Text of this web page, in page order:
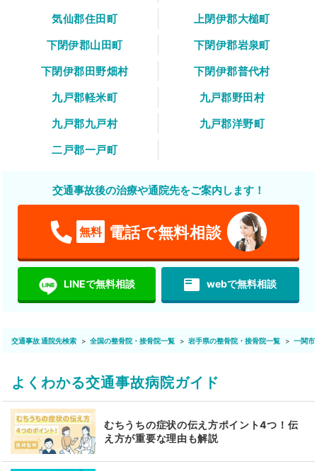
気仙郡住田町
上閉伊郡大槌町
下閉伊郡山田町
下閉伊郡岩泉町
下閉伊郡田野畑村
下閉伊郡普代村
九戸郡軽米町
九戸郡野田村
九戸郡九戸村
九戸郡洋野町
二戸郡一戸町
交通事故後の治療や通院先をご案内します！
無料 電話で無料相談
LINEで無料相談 featured_play_list webで無料相談
交通事故 通院先検索 全国の整骨院・接骨院一覧 岩手県の整骨院・接骨院一覧 一関市
よくわかる交通事故病院ガイド
むちうちの症状の伝え方ポイント4つ！伝
え方が重要な理由も解説